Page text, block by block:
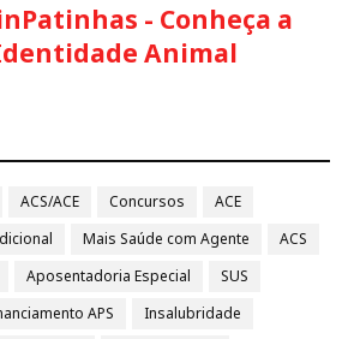
- Conheça a
Animal
ACS/ACE Concursos
ACE
Mais Saúde com Agente
ACS
Aposentadoria Especial
SUS
APS
Insalubridade